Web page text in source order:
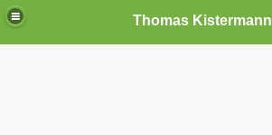
Thomas Kistermann